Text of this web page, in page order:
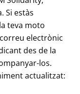
Si estàs
teva moto
electrònic
des de la
los.
actualitzat: